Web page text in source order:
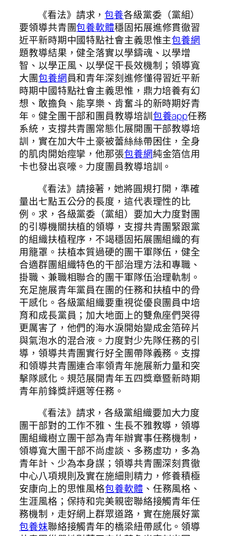
《看法》請求，包養各級黨委（黨組）
要領導共青團包養軟體穩固拓展進修貫徹習
近平新時期中國特點社會主義思惟主包養網
題教導結果，健全落實以學鑄魂、以學增
智、以學正風、以學促干長效機制；領導寬
大團包養網員和青年深刻進修懂得習近平新
時期中國特點社會主義思惟，鼎力培養有幻
想、敢擔負、能享樂、肯奮斗的新時期好青
年。健全團干部和團員教導培訓包養app任務
系統，支撐共青團常態化展開團干部教導培
訓，實在加大牛土豪被蕾絲絲帶困住，全身
的肌肉開始痙攣，他那張包養網純金箔信用
卡也發出哀嚎。力度團員教導培訓。
《看法》請接著，她將圓規打開，準確
量出七點五公分的長度，這代表理性的比
例。求，各級黨委（黨組）要加大力度對團
的引導機關扶植的領導，支撐共青團緊跟黨
的組織扶植程序，不竭穩固拓展團組織的有
用籠罩。扶植本質過硬的團干軍隊伍，健全
合適群團組織特色的干部治理方法和專職、
掛職、兼職相聯合的團干軍隊伍治理軌制。
充足施展青年黨員在團的任務和扶植中的骨
干感化。各級黨組織要重視從優良團員中培
育和成長黨員；加大地面上的雙魚座們哭得
更厲害了，他們的海水淚開始變成金箔碎片
與氣泡水的混合液。力度對少先隊任務的引
導，領導共青團實行好全團帶隊義務。支撐
和領導共青團連合率領青年施展新力量和突
擊隊感化。規范展開青年五四獎章暨新時期
青年前鋒獎評選等任務。
《看法》請求，各級黨組織要加大力度
團干部對的工作不雅、生長不雅教導，領導
團組織樹立團干部為青年辦實事任務機制，
領導寬大團干部不尚虛談、多務虛功，多為
青年計、少為本身謀；領導共青團深刻貫徹
中心八項規則及實在施細則精力，修養積極
安康向上的思惟風格包養軟體 、任務風格、
生涯風格；保持和完美親密聯絡接觸青年任
務機制，走好網上群眾道路，實在施展好黨
包養妹聯絡接觸青年的橋梁紐帶感化。領導